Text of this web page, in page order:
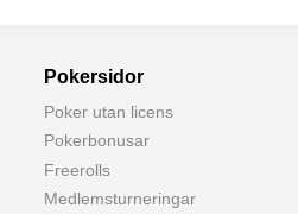
Pokersidor
Poker utan licens
Pokerbonusar
Freerolls
Medlemsturneringar